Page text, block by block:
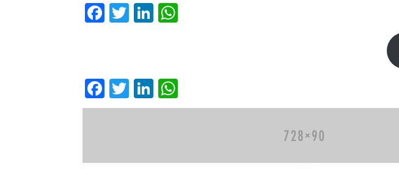
Facebook
TwitterLinkedIn
Facebook
TwitterLinkedIn